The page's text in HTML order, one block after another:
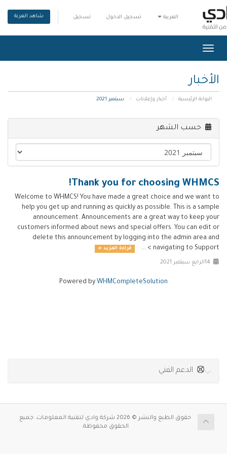
العربية تسجيل الدخول تسجيل شاهد العربة
تبديل التنقل
الأخبار
البوابة الرئيسية أخبار وإعلانات سبتمبر 2021
حسب الشهر
Thank you for choosing WHMCS!
Welcome to WHMCS! You have made a great choice and we want to
help you get up and running as quickly as possible. This is a sample
announcement. Announcements are a great way to keep your
customers informed about news and special offers. You can edit or
delete this announcement by logging into the admin area and
navigating to Support > ...
قراءة المزيد »
Powered by WHMCompleteSolution
الدعم الفني
حقوق الطبع والنشر © 2026 شركة وادي لتقنية المعلومات. جميع
الحقوق محفوظة.